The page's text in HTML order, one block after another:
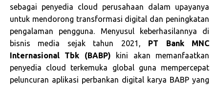
sebagai penyedia cloud perusahaan dalam upayanya
untuk mendorong transformasi digital dan peningkatan
pengalaman pengguna. Menyusul keberhasilannya di
bisnis media sejak tahun 2021, PT Bank MNC
Internasional Tbk (BABP) kini akan memanfaatkan
penyedia cloud terkemuka global guna mempercepat
peluncuran aplikasi perbankan digital karya BABP yang